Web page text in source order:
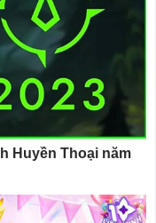
Huyền Thoại năm